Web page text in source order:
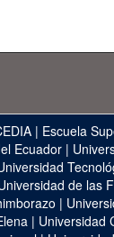
| Escuela
Ecuador|
de las
|
| Universidad